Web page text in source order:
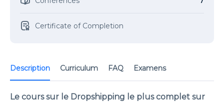
Description Curriculum FAQ Examens
Le cours sur le Dropshipping le plus complet sur
Certificate of Completion